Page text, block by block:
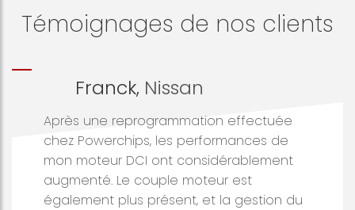
Témoignages de nos clients
Franck, Nissan
Après une reprogrammation effectuée
chez Powerchips, les performances de
mon moteur DCI ont considérablement
augmenté. Le couple moteur est
également plus présent, et la gestion du